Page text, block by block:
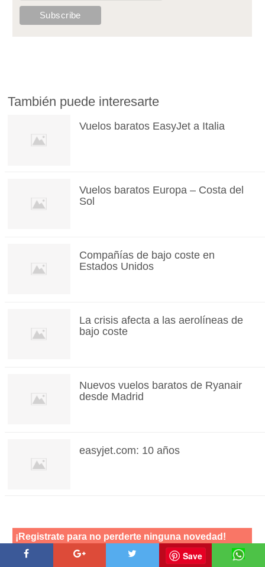
También puede interesarte
Vuelos baratos EasyJet a Italia
Vuelos baratos Europa – Costa del
Sol
Compañías de bajo coste en
Estados Unidos
La crisis afecta a las aerolíneas de
bajo coste
Nuevos vuelos baratos de Ryanair
desde Madrid
easyjet.com: 10 años
Save